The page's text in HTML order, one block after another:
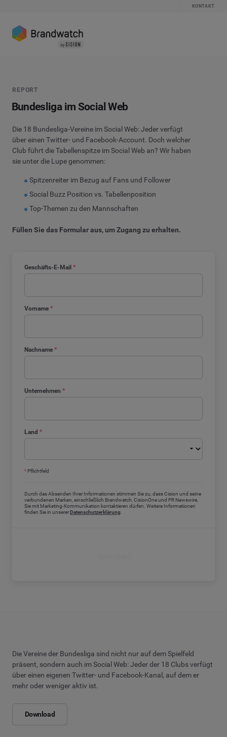
KONTAKT
Geschäfts-E-Mail *
Vorname *
Nachname *
Unternehmen *
Land *
* Pflichtfeld
Durch das Absenden Ihrer Informationen stimmen Sie zu, dass Cision und seine
verbundenen Marken, einschließlich Brandwatch, CisionOne und PR Newswire,
Sie mit Marketing-Kommunikation kontaktieren dürfen. Weitere Informationen
finden Sie in unsererDatenschutzerklärung
REPORT
Bundesliga im Social Web
Die 18 Bundesliga-Vereine im Social Web: Jeder verfügt
über einen Twitter- und Facebook-Account. Doch welcher
Club führt die Tabellenspitze im Social Web an? Wir haben
sie unter die Lupe genommen:
Spitzenreiter im Bezug auf Fans und Follower
Social Buzz Position vs. Tabellenposition
Top-Themen zu den Mannschaften
Füllen Sie das Formular aus, um Zugang zu erhalten.
Die Vereine der Bundesliga sind nicht nur auf dem Spielfeld
präsent, sondern auch im Social Web: Jeder der 18 Clubs verfügt
über einen eigenen Twitter- und Facebook-Kanal, auf dem er
mehr oder weniger aktiv ist.
Download